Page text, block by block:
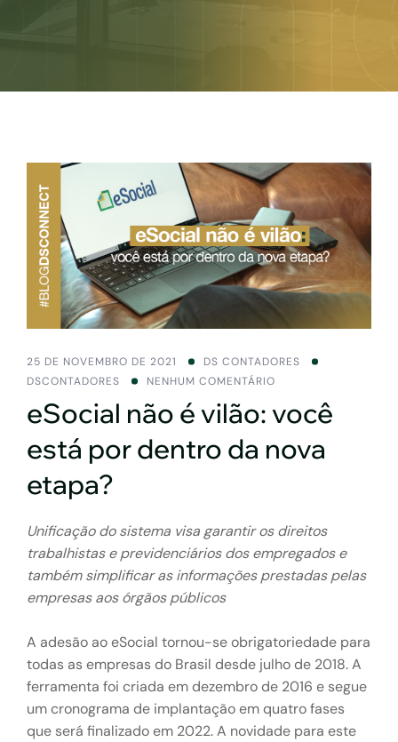
25 DE NOVEMBRO DE 2021
DS CONTADORES
DSCONTADORES
NENHUM COMENTÁRIO
eSocial não é vilão: você
está por dentro da nova
etapa?
Unificação do sistema visa garantir os direitos
trabalhistas e previdenciários dos empregados e
também simplificar as informações prestadas pelas
empresas aos órgãos públicos
A adesão ao eSocial tornou-se obrigatoriedade para
todas as empresas do Brasil desde julho de 2018. A
ferramenta foi criada em dezembro de 2016 e segue
um cronograma de implantação em quatro fases
que será finalizado em 2022. A novidade para este